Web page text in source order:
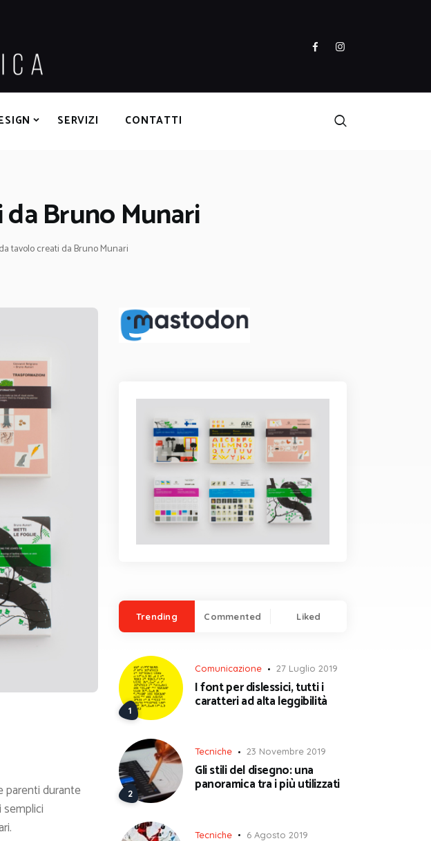
SERVIZI CONTATTI
Bruno Munari
tavolo creati da Bruno Munari
parenti durante
Trending Commented Liked
Comunicazione 27 Luglio 2019
I font per dislessici, tutti i
caratteri ad alta leggibilità
Tecniche 23 Novembre 2019
Gli stili del disegno: una
panoramica tra i più utilizzati
Tecniche 6 Agosto 2019